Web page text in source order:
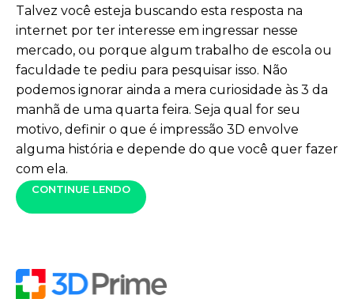
Talvez você esteja buscando esta resposta na
internet por ter interesse em ingressar nesse
mercado, ou porque algum trabalho de escola ou
faculdade te pediu para pesquisar isso. Não
podemos ignorar ainda a mera curiosidade às 3 da
manhã de uma quarta feira. Seja qual for seu
motivo, definir o que é impressão 3D envolve
alguma história e depende do que você quer fazer
com ela.
CONTINUE LENDO